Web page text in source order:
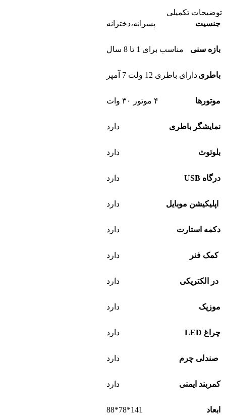
توضیحات تکمیلی
جنسیت
پسرانه،دخترانه
بازه سنی مناسب برای 1 تا 8 سال
باطریدارای باطری 12 ولت 7 آمپر
موتورها ۴ موتور ۳۰ وات
نمایشگر باطری دارد
بلوتوث دارد
درگاه USB دارد
اپلیکیشن موبایل دارد
دکمه استارت دارد
کمک فنر دارد
در الکتریکی دارد
موزیک دارد
چراغ LED دارد
صندلی چرم دارد
کمربند ایمنی دارد
ابعاد
141*78*88